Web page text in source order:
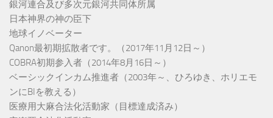
銀河連合及び多次元銀河共同体所属
日本神界の神の臣下
地球イノベーター
Qanon最初期拡散者です。（2017年11月12日～）
COBRA初期参入者（2014年8月16日～）
ベーシックインカム推進者（2003年～、ひろゆき、ホリエモ
ンにBIを教える）
医療用大麻合法化活動家（目標達成済み）